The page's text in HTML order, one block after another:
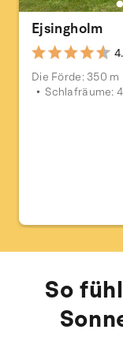
Ejsingholm
Die Förde: 350 m
Schlafräume:
So